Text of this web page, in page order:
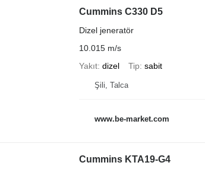
Cummins C330 D5
Dizel jeneratör
10.015 m/s
Yakıt dizel Tip sabit
Şili, Talca
www.be-market.com
Cummins KTA19-G4